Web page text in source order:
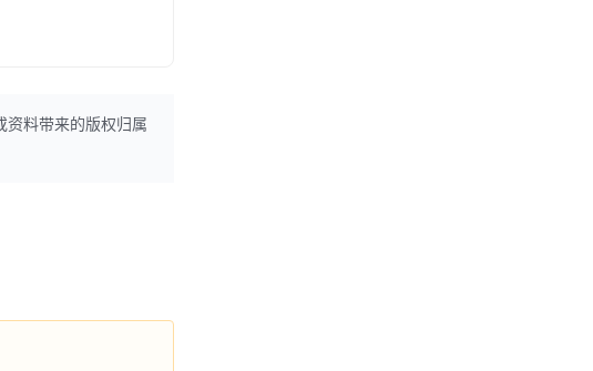
资料带来的版权归属